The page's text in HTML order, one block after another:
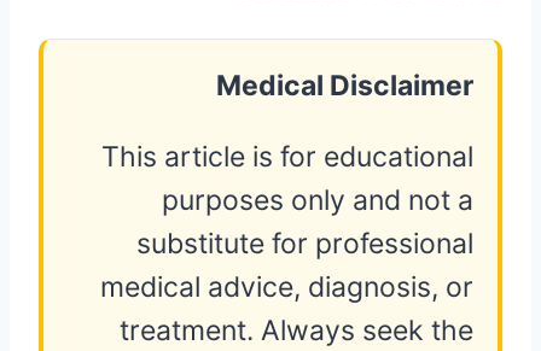
Medical Disclaimer
This article is for educational
purposes only and not a
substitute for professional
medical advice, diagnosis, or
treatment. Always seek the